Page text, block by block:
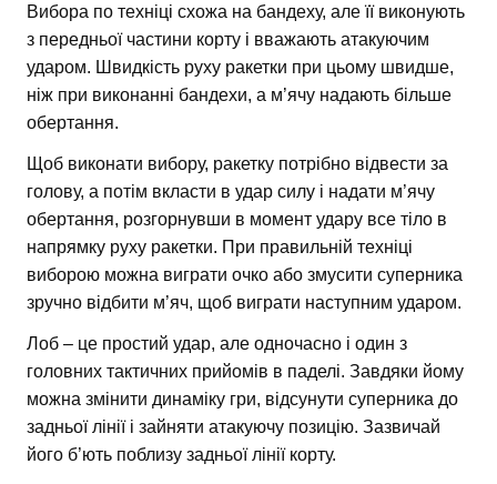
Вибора по техніці схожа на бандеху, але її виконують
з передньої частини корту і вважають атакуючим
ударом. Швидкість руху ракетки при цьому швидше,
ніж при виконанні бандехи, а м’ячу надають більше
обертання.
Щоб виконати вибору, ракетку потрібно відвести за
голову, а потім вкласти в удар силу і надати м’ячу
обертання, розгорнувши в момент удару все тіло в
напрямку руху ракетки. При правильній техніці
виборою можна виграти очко або змусити суперника
зручно відбити м’яч, щоб виграти наступним ударом.
Лоб – це простий удар, але одночасно і один з
головних тактичних прийомів в паделі. Завдяки йому
можна змінити динаміку гри, відсунути суперника до
задньої лінії і зайняти атакуючу позицію. Зазвичай
його б’ють поблизу задньої лінії корту.